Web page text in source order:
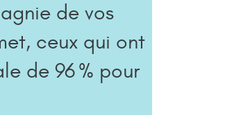
de vos
ceux qui ont
de 96 % pour